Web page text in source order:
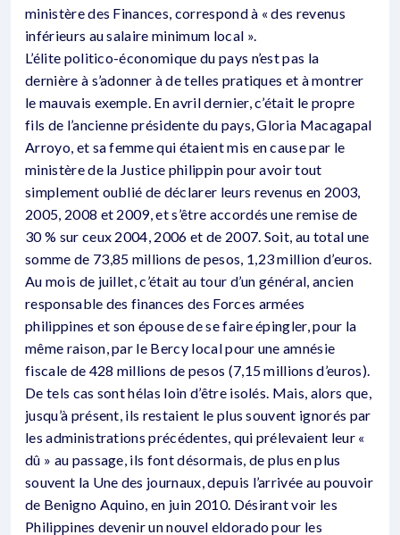
ministère des Finances, correspond à « des revenus
inférieurs au salaire minimum local ».
L’élite politico-économique du pays n’est pas la
dernière à s’adonner à de telles pratiques et à montrer
le mauvais exemple. En avril dernier, c’était le propre
fils de l’ancienne présidente du pays, Gloria Macagapal
Arroyo, et sa femme qui étaient mis en cause par le
ministère de la Justice philippin pour avoir tout
simplement oublié de déclarer leurs revenus en 2003,
2005, 2008 et 2009, et s’être accordés une remise de
30 % sur ceux 2004, 2006 et de 2007. Soit, au total une
somme de 73,85 millions de pesos, 1,23 million d’euros.
Au mois de juillet, c’était au tour d’un général, ancien
responsable des finances des Forces armées
philippines et son épouse de se faire épingler, pour la
même raison, par le Bercy local pour une amnésie
fiscale de 428 millions de pesos (7,15 millions d’euros).
De tels cas sont hélas loin d’être isolés. Mais, alors que,
jusqu’à présent, ils restaient le plus souvent ignorés par
les administrations précédentes, qui prélevaient leur «
dû » au passage, ils font désormais, de plus en plus
souvent la Une des journaux, depuis l’arrivée au pouvoir
de Benigno Aquino, en juin 2010. Désirant voir les
Philippines devenir un nouvel eldorado pour les